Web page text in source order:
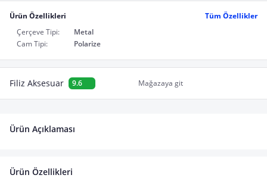
Ürün Özellikleri
Tüm Özellikler
Çerçeve Tipi:
Metal
Cam Tipi:
Polarize
Filiz Aksesuar 9.6 Mağazaya git
Ürün Açıklaması
Ürün Özellikleri